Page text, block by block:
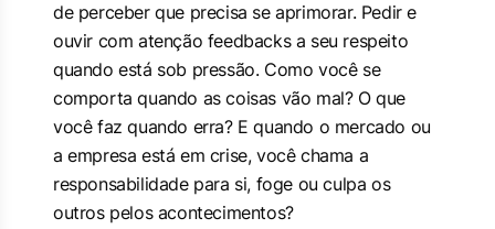
de perceber que precisa se aprimorar. Pedir e
ouvir com atenção feedbacks a seu respeito
quando está sob pressão. Como você se
comporta quando as coisas vão mal? O que
você faz quando erra? E quando o mercado ou
a empresa está em crise, você chama a
responsabilidade para si, foge ou culpa os
outros pelos acontecimentos?